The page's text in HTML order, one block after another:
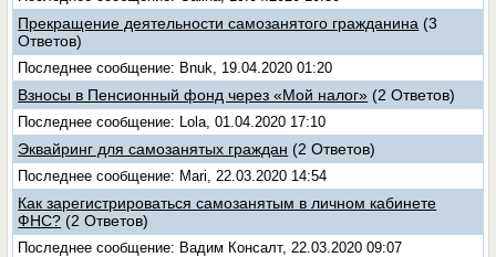
Прекращение деятельности самозанятого гражданина (3
Ответов)
Последнее сообщение: Bnuk, 19.04.2020 01:20
Взносы в Пенсионный фонд через «Мой налог» (2 Ответов)
Последнее сообщение: Lola, 01.04.2020 17:10
Эквайринг для самозанятых граждан (2 Ответов)
Последнее сообщение: Mari, 22.03.2020 14:54
Как зарегистрироваться самозанятым в личном кабинете
ФНС? (2 Ответов)
Последнее сообщение: Вадим Консалт, 22.03.2020 09:07